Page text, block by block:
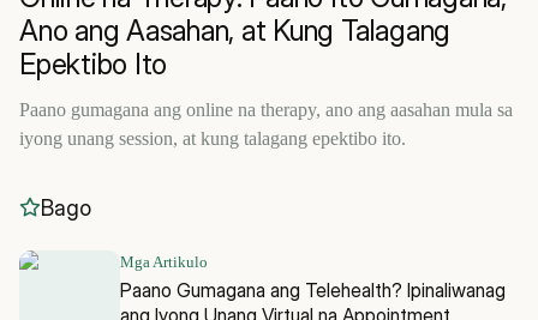
Ano ang Aasahan, at Kung Talagang
Epektibo Ito
Paano gumagana ang online na therapy, ano ang aasahan mula sa
iyong unang session, at kung talagang epektibo ito.
Bago
Mga Artikulo
Paano Gumagana ang Telehealth? Ipinaliwanag
ang Iyong Unang Virtual na Appointment